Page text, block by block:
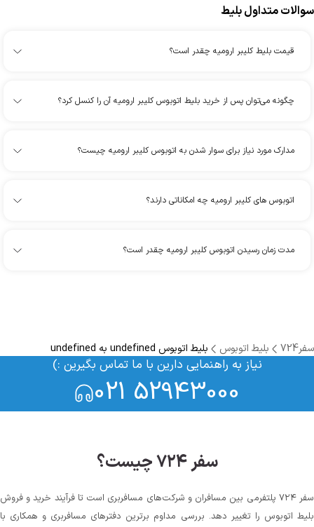
سوالات متداول بلیط
قیمت بلیط کلیبر ارومیه چقدر است؟
چگونه می‌توان پس از خرید بلیط اتوبوس کلیبر ارومیه آن را کنسل کرد؟
مدارک مورد نیاز برای سوار شدن به اتوبوس کلیبر ارومیه چیست؟
اتوبوس های کلیبر ارومیه چه امکاناتی دارند؟
مدت زمان رسیدن اتوبوس کلیبر ارومیه چقدر است؟
سفر724 بلیط اتوبوس بلیط اتوبوس undefined به undefined
نیاز به راهنمایی دارین با ما تماس بگیرین :)
021 52943000
سفر ۷۲۴ چیست؟
سفر ۷۲۴ پلتفرمی بین مسافران و شرکت‌های مسافربری است تا فرآیند خرید و فروش
بلیط اتوبوس را تغییر دهد. بررسی مداوم برترین دفترهای مسافربری و همکاری با